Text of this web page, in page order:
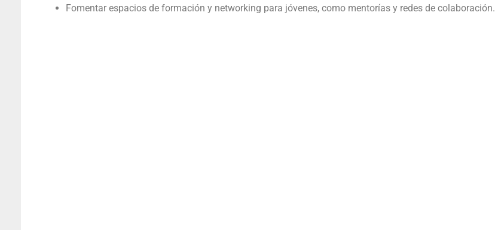
Fomentar espacios de formación y networking para jóvenes, como mentorías y redes de colaboración.